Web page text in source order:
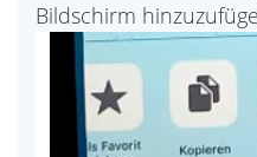
Bildschirm